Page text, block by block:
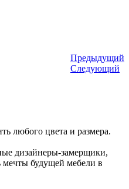
Предыдущий
Следующий
любого цвета и размера.
дизайнеры-замерщики,
мечты будущей мебели в